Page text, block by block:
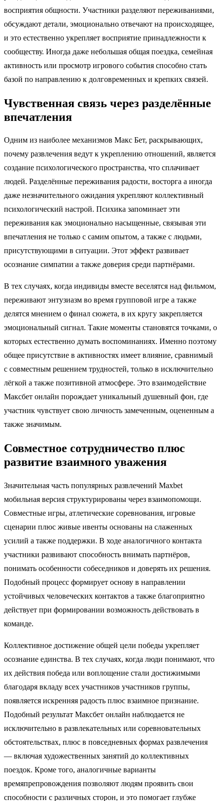
восприятия общности. Участники разделяют переживаниями,
обсуждают детали, эмоционально отвечают на происходящее,
и это естественно укрепляет восприятие принадлежности к
сообществу. Иногда даже небольшая общая поездка, семейная
активность или просмотр игрового события способно стать
базой по направлению к долговременных и крепких связей.
Чувственная связь через разделённые
впечатления
Одним из наиболее механизмов Макс Бет, раскрывающих,
почему развлечения ведут к укреплению отношений, является
создание психологического пространства, что сплачивает
людей. Разделённые переживания радости, восторга а иногда
даже незначительного ожидания укрепляют коллективный
психологический настрой. Психика запоминает эти
переживания как эмоционально насыщенные, связывая эти
впечатления не только с самим опытом, а также с людьми,
присутствующими в ситуации. Этот эффект развивает
осознание симпатии а также доверия среди партнёрами.
В тех случаях, когда индивиды вместе веселятся над фильмом,
переживают энтузиазм во время групповой игре а также
делятся мнением о финал сюжета, в их кругу закрепляется
эмоциональный сигнал. Такие моменты становятся точками, о
которых естественно думать воспоминаниях. Именно поэтому
общее присутствие в активностях имеет влияние, сравнимый
с совместным решением трудностей, только в исключительно
лёгкой а также позитивной атмосфере. Это взаимодействие
Максбет онлайн порождает уникальный душевный фон, где
участник чувствует свою личность замеченным, оцененным а
также значимым.
Совместное сотрудничество плюс
развитие взаимного уважения
Значительная часть популярных развлечений Maxbet
мобильная версия структурированы через взаимопомощи.
Совместные игры, атлетические соревнования, игровые
сценарии плюс живые ивенты основаны на слаженных
усилий а также поддержки. В ходе аналогичного контакта
участники развивают способность внимать партнёров,
понимать особенности собеседников и доверять их решения.
Подобный процесс формирует основу в направлении
устойчивых человеческих контактов а также благоприятно
действует при формировании возможность действовать в
команде.
Коллективное достижение общей цели победы укрепляет
осознание единства. В тех случаях, когда люди понимают, что
их действия победа или воплощение стали достижимыми
благодаря вкладу всех участников участников группы,
появляется искренняя радость плюс взаимное признание.
Подобный результат Максбет онлайн наблюдается не
исключительно в развлекательных или соревновательных
обстоятельствах, плюс в повседневных формах развлечения
— включая художественных занятий до коллективных
поездок. Кроме того, аналогичные варианты
времяпрепровождения позволяют людям проявить свои
способности с различных сторон, и это помогает глубже